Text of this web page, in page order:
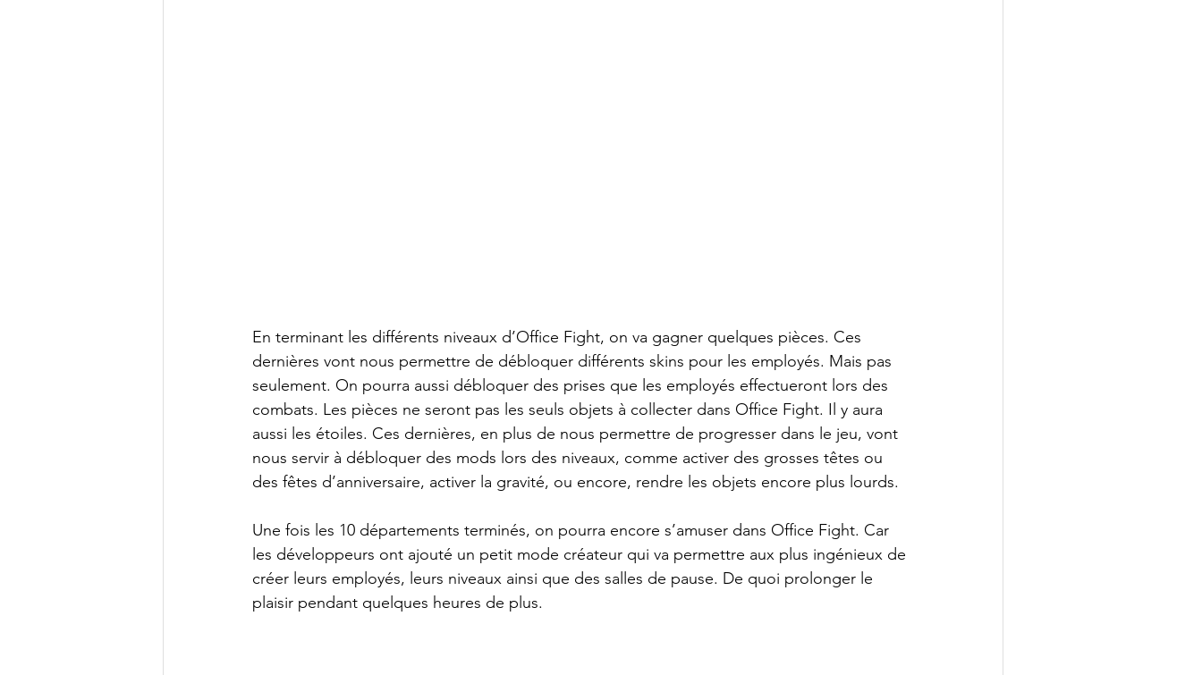
En terminant les différents niveaux d’Office Fight, on va gagner quelques pièces. Ces
dernières vont nous permettre de débloquer différents skins pour les employés. Mais pas
seulement. On pourra aussi débloquer des prises que les employés effectueront lors des
combats. Les pièces ne seront pas les seuls objets à collecter dans Office Fight. Il y aura
aussi les étoiles. Ces dernières, en plus de nous permettre de progresser dans le jeu, vont
nous servir à débloquer des mods lors des niveaux, comme activer des grosses têtes ou
des fêtes d’anniversaire, activer la gravité, ou encore, rendre les objets encore plus lourds.
Une fois les 10 départements terminés, on pourra encore s’amuser dans Office Fight. Car
les développeurs ont ajouté un petit mode créateur qui va permettre aux plus ingénieux de
créer leurs employés, leurs niveaux ainsi que des salles de pause. De quoi prolonger le
plaisir pendant quelques heures de plus.